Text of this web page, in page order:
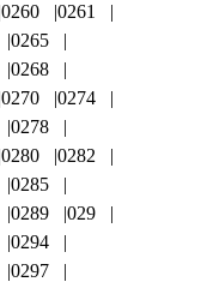
0260
0261
0265
0268
0270
0274
0278
0280
0282
0285
0289
029
0294
0297